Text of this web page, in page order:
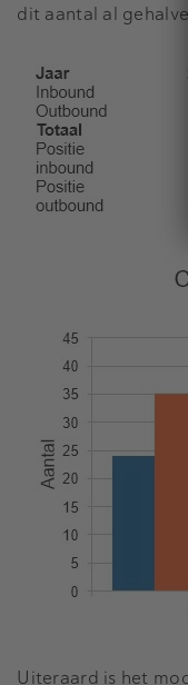
dit aantal al
Uiteraard is het